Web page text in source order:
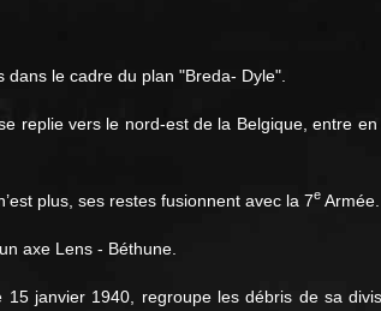
le cadre du plan "Breda- Dyle".
replie vers le nord-est de la Belgique, entre
plus, ses restes fusionnent avec la 7e Armée.
axe Lens - Béthune.
15 janvier 1940, regroupe les débris de sa